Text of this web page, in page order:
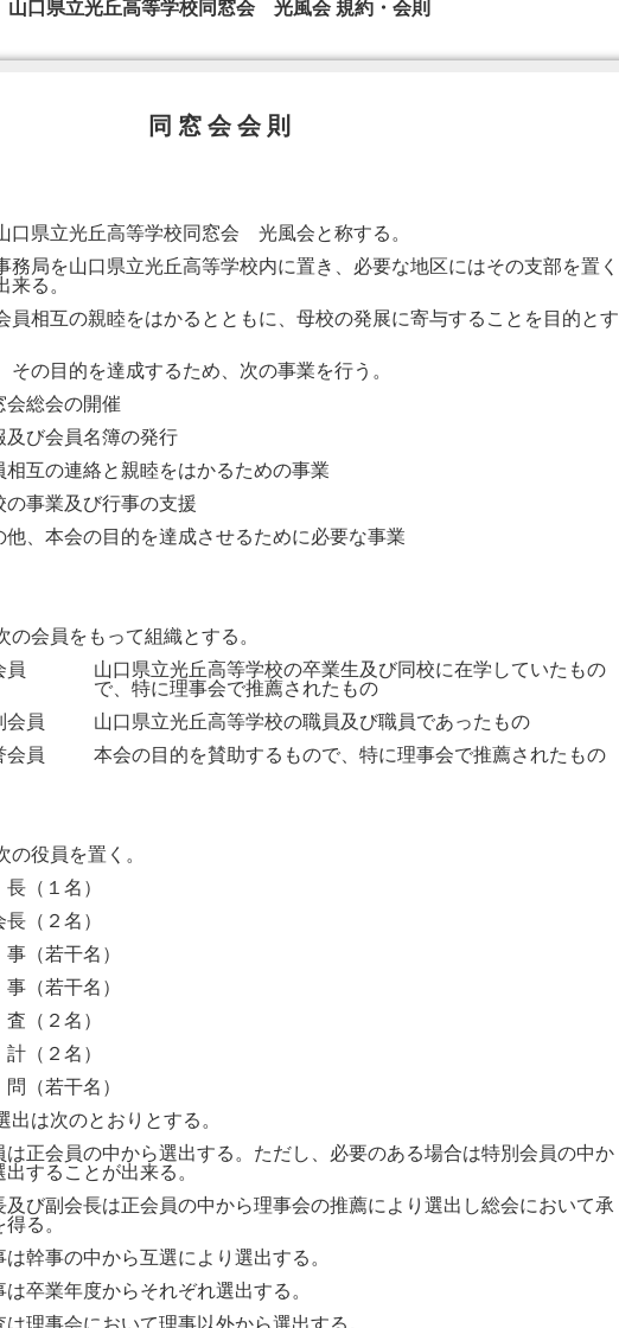
山口県立光丘高等学校同窓会 光風会 規約・会則
同 窓 会 会 則
口県立光丘高等学校同窓会 光風会と称する。
務局を山口県立光丘高等学校内に置き、必要な地区にはその支部を置く
来る。
員相互の親睦をはかるとともに、母校の発展に寄与することを目的とす
その目的を達成するため、次の事業を行う。
会総会の開催
及び会員名簿の発行
相互の連絡と親睦をはかるための事業
の事業及び行事の支援
他、本会の目的を達成させるために必要な事業
の会員をもって組織とする。
員
山口県立光丘高等学校の卒業生及び同校に在学していたもの
で、特に理事会で推薦されたもの
会員
山口県立光丘高等学校の職員及び職員であったもの
会員 本会の目的を賛助するもので、特に理事会で推薦されたもの
の役員を置く。
（１名）
（２名）
（若干名）
（若干名）
（２名）
（２名）
（若干名）
出は次のとおりとする。
は正会員の中から選出する。ただし、必要のある場合は特別会員の中か
出することが出来る。
及び副会長は正会員の中から理事会の推薦により選出し総会において承
る。
は幹事の中から互選により選出する。
は卒業年度からそれぞれ選出する。